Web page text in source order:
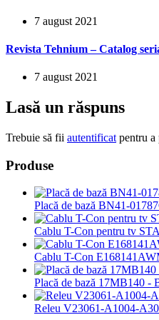
7 august 2021
Revista Tehnium – Catalog
7 august 2021
Lasă un răspuns
Trebuie să fii autentificat pentru a
Produse
Placă de bază BN41-
Cablu T-Con pentru tv
Cablu T-Con
Placă de bază 17MB140 -
Releu V23061-A1004-